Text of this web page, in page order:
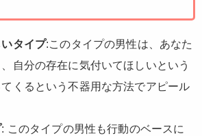
タイプ:このタイプの男性は、あなた
自分の存在に気付いてほしいという
くるという不器用な方法でアピール
: このタイプの男性も行動のベースに